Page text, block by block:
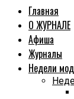
Главная
О ЖУРНАЛЕ
Афиша
Журналы
Недели